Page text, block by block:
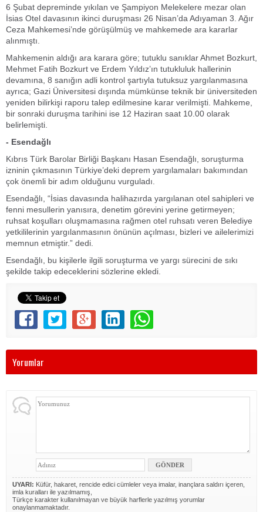
6 Şubat depreminde yıkılan ve Şampiyon Melekelere mezar olan
İsias Otel davasının ikinci duruşması 26 Nisan’da Adıyaman 3. Ağır
Ceza Mahkemesi’nde görüşülmüş ve mahkemede ara kararlar
alınmıştı.
Mahkemenin aldığı ara karara göre; tutuklu sanıklar Ahmet Bozkurt,
Mehmet Fatih Bozkurt ve Erdem Yıldız’ın tutukluluk hallerinin
devamına, 8 sanığın adli kontrol şartıyla tutuksuz yargılanmasına
ayrıca; Gazi Üniversitesi dışında mümkünse teknik bir üniversiteden
yeniden bilirkişi raporu talep edilmesine karar verilmişti. Mahkeme,
bir sonraki duruşma tarihini ise 12 Haziran saat 10.00 olarak
belirlemişti.
- Esendağlı
Kıbrıs Türk Barolar Birliği Başkanı Hasan Esendağlı, soruşturma
izninin çıkmasının Türkiye’deki deprem yargılamaları bakımından
çok önemli bir adım olduğunu vurguladı.
Esendağlı, “İsias davasında halihazırda yargılanan otel sahipleri ve
fenni mesullerin yanısıra, denetim görevini yerine getirmeyen;
ruhsat koşulları oluşmamasına rağmen otel ruhsatı veren Belediye
yetkililerinin yargılanmasının önünün açılması, bizleri ve ailelerimizi
memnun etmiştir.” dedi.
Esendağlı, bu kişilerle ilgili soruşturma ve yargı sürecini de sıkı
şekilde takip edeceklerini sözlerine ekledi.
Yorumlar
UYARI: Küfür, hakaret, rencide edici cümleler veya imalar, inançlara saldırı içeren,
imla kuralları ile yazılmamış,
Türkçe karakter kullanılmayan ve büyük harflerle yazılmış yorumlar
onaylanmamaktadır.